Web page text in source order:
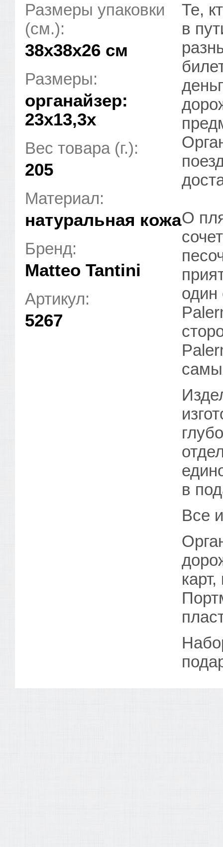
Размеры упаковки
(см.):
38x38x26 см
Размеры:
органайзер:
23х13,3х
Вес товара (г.):
205
Материал:
натуральная кожа
Бренд:
Matteo Tantini
Артикул:
5267
Те,
в
О
один
в
Все